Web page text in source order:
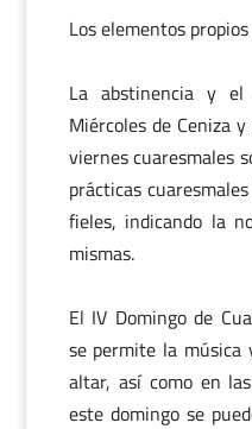
Los elementos
La abstinencia y
Miércoles de Ceniza
viernes cuaresmales
prácticas
fieles, indicando la
mismas.
El IV Domingo de
se permite la música
altar, así como en
este domingo se